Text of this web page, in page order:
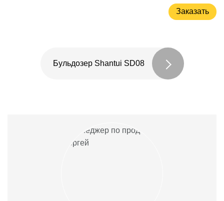
Заказать
Бульдозер Shantui SD08